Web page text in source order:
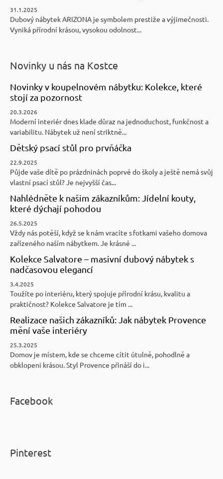
31.1.2025
Dubový nábytek ARIZONA je symbolem prestiže a výjimečnosti.
Vyniká přírodní krásou, vysokou odolnost...
Novinky u nás na Kostce
Novinky v koupelnovém nábytku: Kolekce, které
stojí za pozornost
20.3.2026
Moderní interiér dnes klade důraz na jednoduchost, funkčnost a
variabilitu. Nábytek už není striktně...
Dětský psací stůl pro prvňáčka
22.9.2025
Půjde vaše dítě po prázdninách poprvé do školy a ještě nemá svůj
vlastní psací stůl? Je nejvyšší čas...
Nahlédněte k našim zákazníkům: Jídelní kouty,
které dýchají pohodou
26.5.2025
Vždy nás potěší, když se k nám vracíte s fotkami vašeho domova
zařízeného naším nábytkem. Je krásné ...
Kolekce Salvatore – masivní dubový nábytek s
nadčasovou elegancí
3.4.2025
Toužíte po interiéru, který spojuje přírodní krásu, kvalitu a
praktičnost? Kolekce Salvatore je tím ...
Realizace našich zákazníků: Jak nábytek Provence
mění vaše interiéry
25.3.2025
Domov je místem, kde se chceme cítit útulně, pohodlně a
obklopeni krásou. Styl Provence přináší do i...
Facebook
Pinterest